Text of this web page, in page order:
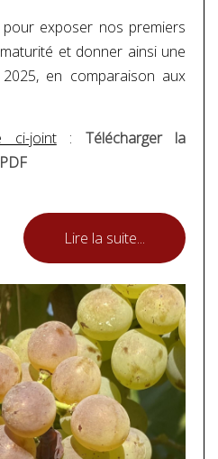
exposer nos premiers
et donner ainsi une
en comparaison aux
ci-joint: Télécharger la
Lire la suite...